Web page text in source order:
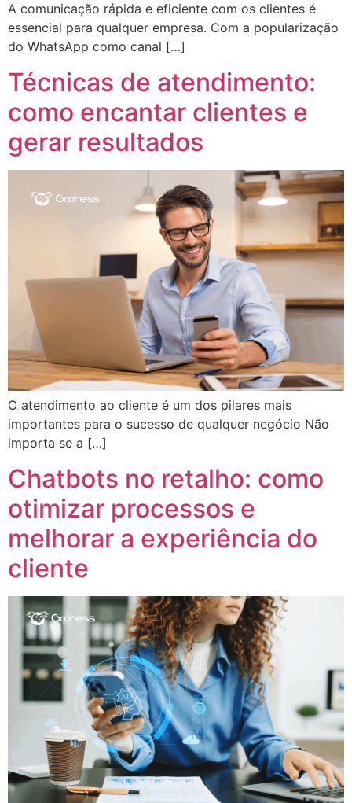
A comunicação rápida e eficiente com os clientes é
essencial para qualquer empresa. Com a popularização
do WhatsApp como canal […]
Técnicas de atendimento:
como encantar clientes e
gerar resultados
O atendimento ao cliente é um dos pilares mais
importantes para o sucesso de qualquer negócio Não
importa se a […]
Chatbots no retalho: como
otimizar processos e
melhorar a experiência do
cliente